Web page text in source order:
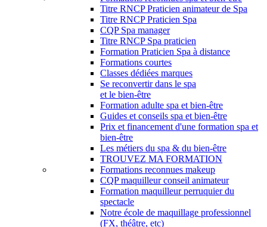
Titre RNCP Praticien animateur de Spa
Titre RNCP Praticien Spa
CQP Spa manager
Titre RNCP Spa praticien
Formation Praticien Spa à distance
Formations courtes
Classes dédiées marques
Se reconvertir dans le spa
et le bien-être
Formation adulte spa et bien-être
Guides et conseils spa et bien-être
Prix et financement d'une formation spa et
bien-être
Les métiers du spa & du bien-être
TROUVEZ MA FORMATION
Formations reconnues makeup
CQP maquilleur conseil animateur
Formation maquilleur perruquier du
spectacle
Notre école de maquillage professionnel
(FX, théâtre, etc)